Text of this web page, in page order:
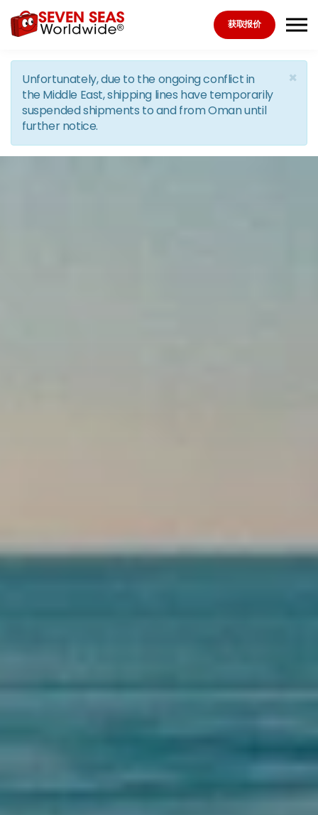
Skip to the content
获取报价
×
Unfortunately, due to the ongoing conflict in
the Middle East, shipping lines have temporarily
suspended shipments to and from Oman until
further notice.